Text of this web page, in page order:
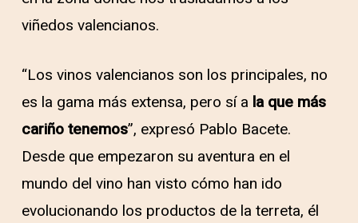
viñedos valencianos.
“Los vinos valencianos son los principales, no
es la gama más extensa, pero sí a la que más
cariño tenemos”, expresó Pablo Bacete.
Desde que empezaron su aventura en el
mundo del vino han visto cómo han ido
evolucionando los productos de la terreta, él